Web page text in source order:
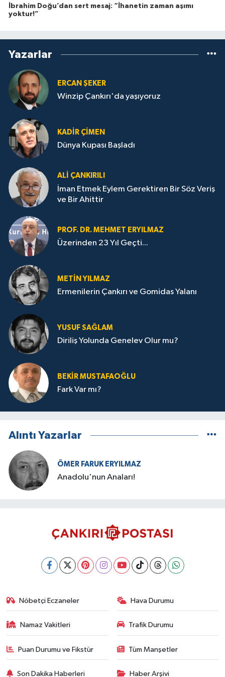
İbrahim Doğu’dan sert mesaj: “İhanetin zaman aşımı
yoktur!”
Yazarlar
ERCAN ŞEKER
Winzip Çankırı'da yaşıyoruz
KADIR ÇIMEN
Dünya Kupası Başladı
ALI ÇANKIRILI
İman Etmek Eylem Gerektiren Bir Söz Veriş
ve Bir Ahittir
PROF. DR. MEHMET ERYILMAZ
Üzerinden 23 Yıl Geçti...
METIN YILMAZ
Ermenilerin Çankırı ve Gomidas Yalanı
YUSUF SAĞLAM
Diriliş Yolunda Genelev Olur mu?
BEKIR MUSTAFAOĞLU
Fark Var mı?
Alıntı Yazarlar
ÖMER FARUK ERYILMAZ
Anadolu'nun Anaları!
Nöbetçi Eczaneler Hava Durumu
Namaz Vakitleri Trafik Durumu
Puan Durumu ve Fikstür Tüm Manşetler
Son Dakika Haberleri Haber Arşivi